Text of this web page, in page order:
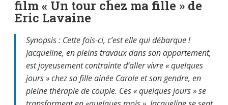
film « Un tour chez ma fille » de
Eric Lavaine
Synopsis : Cette fois-ci, c’est elle qui débarque !
Jacqueline, en pleins travaux dans son appartement,
est joyeusement contrainte d’aller vivre « quelques
jours » chez sa fille ainée Carole et son gendre, en
pleine thérapie de couple. Ces « quelques jours » se